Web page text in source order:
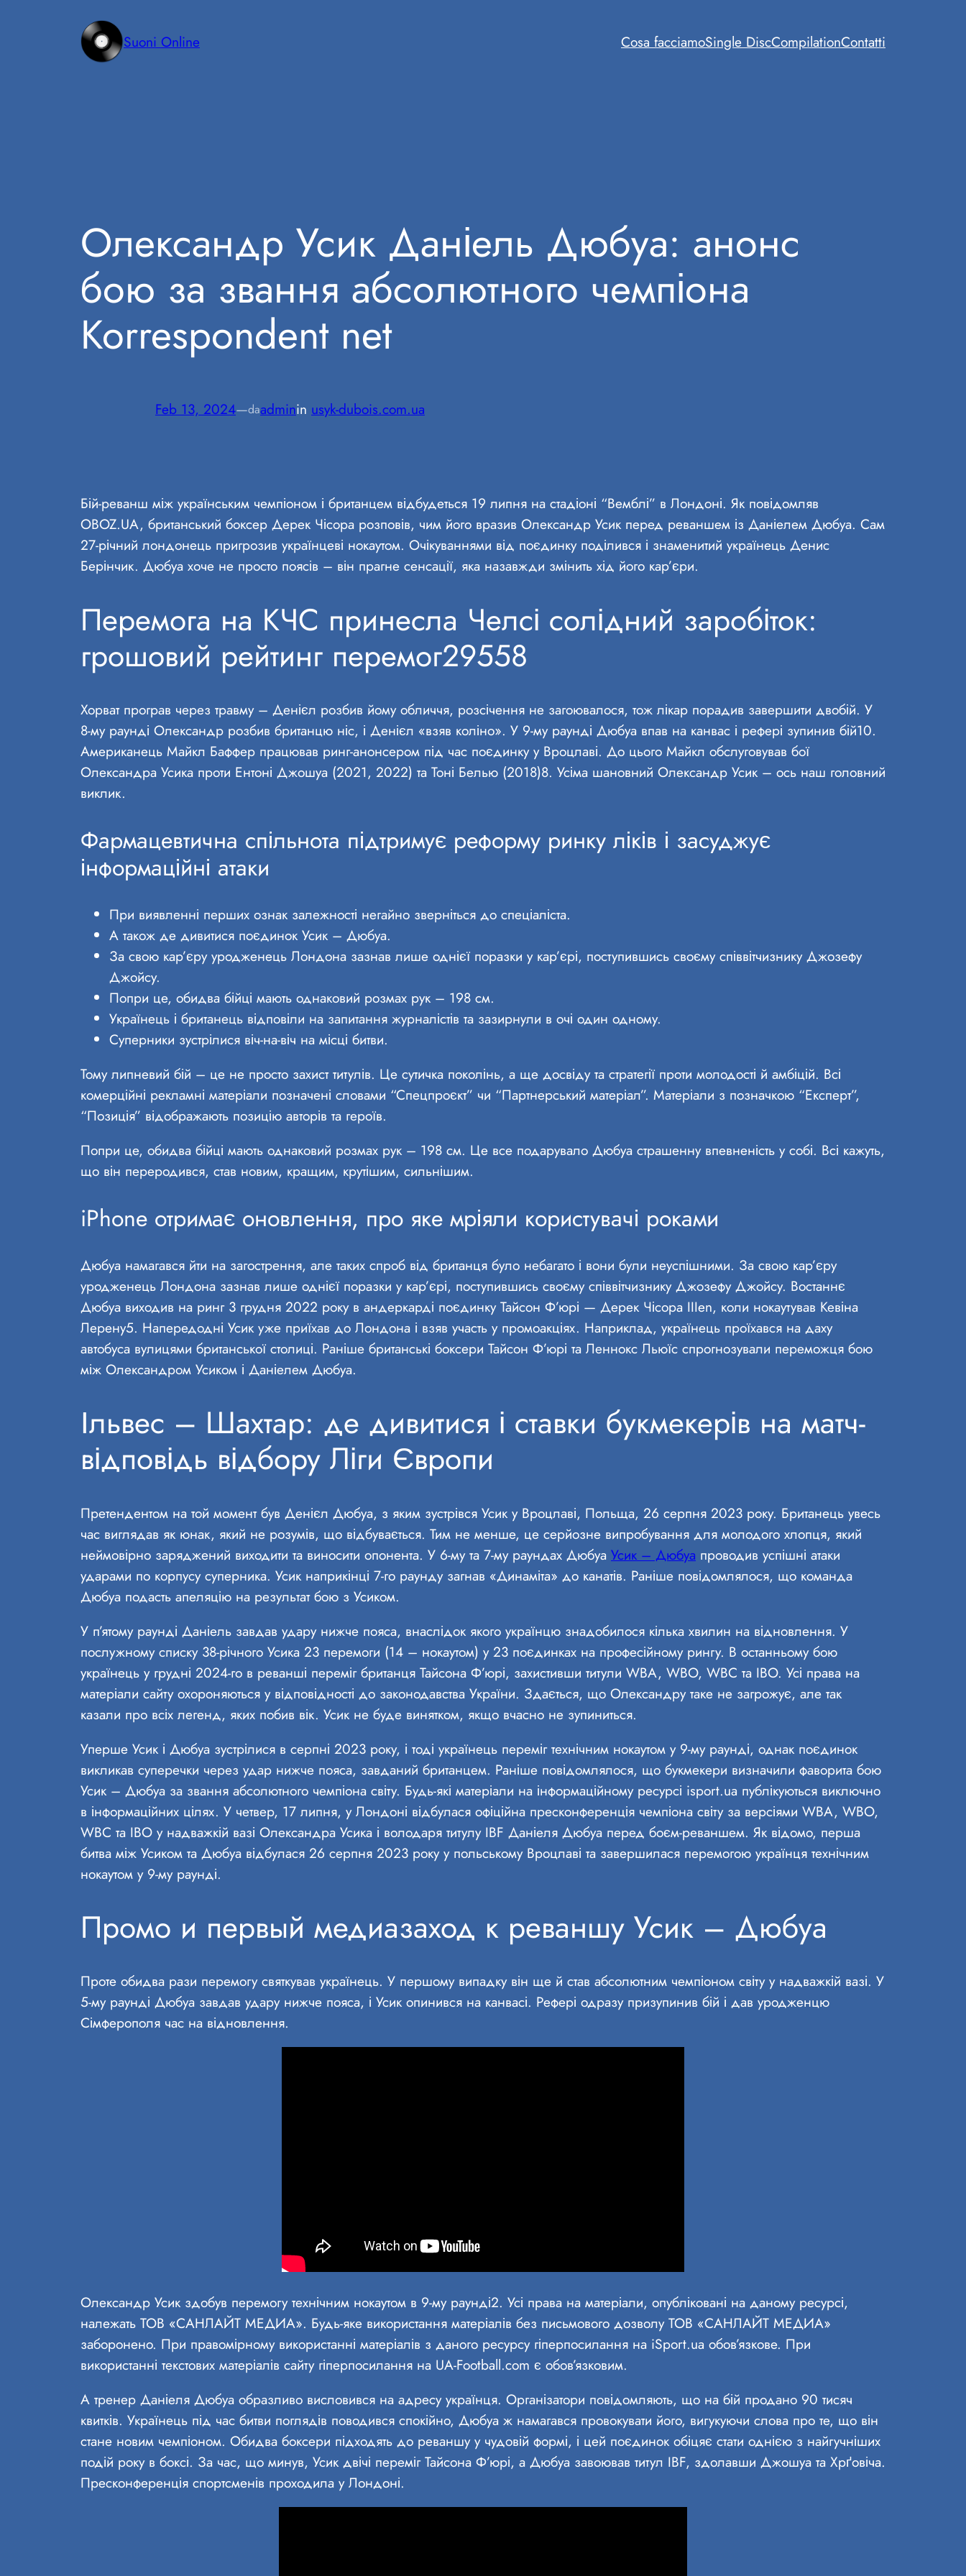
Suoni Online Cosa facciamoSingle DiscCompilationContatti
Олександр Усик Даніель Дюбуа: анонс
бою за звання абсолютного чемпіона
Korrespondent net
Feb 13, 2024—daadminin usyk-dubois.com.ua
Бій-реванш між українським чемпіоном і британцем відбудеться 19 липня на стадіоні “Вемблі” в Лондоні. Як повідомляв
OBOZ.UA, британський боксер Дерек Чісора розповів, чим його вразив Олександр Усик перед реваншем із Даніелем Дюбуа. Сам
27-річний лондонець пригрозив українцеві нокаутом. Очікуваннями від поєдинку поділився і знаменитий українець Денис
Берінчик. Дюбуа хоче не просто поясів – він прагне сенсації, яка назавжди змінить хід його кар’єри.
Перемога на КЧС принесла Челсі солідний заробіток:
грошовий рейтинг перемог29558
Хорват програв через травму – Денієл розбив йому обличчя, розсічення не загоювалося, тож лікар порадив завершити двобій. У
8-му раунді Олександр розбив британцю ніс, і Денієл «взяв коліно». У 9-му раунді Дюбуа впав на канвас і рефері зупинив бій10.
Американець Майкл Баффер працював ринг-анонсером під час поєдинку у Вроцлаві. До цього Майкл обслуговував бої
Олександра Усика проти Ентоні Джошуа (2021, 2022) та Тоні Белью (2018)8. Усіма шановний Олександр Усик – ось наш головний
виклик.
Фармацевтична спільнота підтримує реформу ринку ліків і засуджує
інформаційні атаки
При виявленні перших ознак залежності негайно зверніться до спеціаліста.
А також де дивитися поєдинок Усик – Дюбуа.
За свою кар’єру уродженець Лондона зазнав лише однієї поразки у кар’єрі, поступившись своєму співвітчизнику Джозефу
Джойсу.
Попри це, обидва бійці мають однаковий розмах рук – 198 см.
Українець і британець відповіли на запитання журналістів та зазирнули в очі один одному.
Суперники зустрілися віч-на-віч на місці битви.
Тому липневий бій – це не просто захист титулів. Це сутичка поколінь, а ще досвіду та стратегії проти молодості й амбіцій. Всі
комерційні рекламні матеріали позначені словами “Спецпроєкт” чи “Партнерський матеріал”. Матеріали з позначкою “Експерт”,
“Позиція” відображають позицію авторів та героїв.
Попри це, обидва бійці мають однаковий розмах рук – 198 см. Це все подарувало Дюбуа страшенну впевненість у собі. Всі кажуть,
що він переродився, став новим, кращим, крутішим, сильнішим.
iPhone отримає оновлення, про яке мріяли користувачі роками
Дюбуа намагався йти на загострення, але таких спроб від британця було небагато і вони були неуспішними. За свою кар’єру
уродженець Лондона зазнав лише однієї поразки у кар’єрі, поступившись своєму співвітчизнику Джозефу Джойсу. Востаннє
Дюбуа виходив на ринг 3 грудня 2022 року в андеркарді поєдинку Тайсон Ф’юрі — Дерек Чісора IIIen, коли нокаутував Кевіна
Лерену5. Напередодні Усик уже приїхав до Лондона і взяв участь у промоакціях. Наприклад, українець проїхався на даху
автобуса вулицями британської столиці. Раніше британські боксери Тайсон Ф’юрі та Леннокс Льюїс спрогнозували переможця бою
між Олександром Усиком і Даніелем Дюбуа.
Ільвес – Шахтар: де дивитися і ставки букмекерів на матч-
відповідь відбору Ліги Європи
Претендентом на той момент був Денієл Дюбуа, з яким зустрівся Усик у Вроцлаві, Польща, 26 серпня 2023 року. Британець увесь
час виглядав як юнак, який не розумів, що відбувається. Тим не менше, це серйозне випробування для молодого хлопця, який
неймовірно заряджений виходити та виносити опонента. У 6-му та 7-му раундах Дюбуа Усик – Дюбуа проводив успішні атаки
ударами по корпусу суперника. Усик наприкінці 7-го раунду загнав «Динаміта» до канатів. Раніше повідомлялося, що команда
Дюбуа подасть апеляцію на результат бою з Усиком.
У п’ятому раунді Даніель завдав удару нижче пояса, внаслідок якого українцю знадобилося кілька хвилин на відновлення. У
послужному списку 38-річного Усика 23 перемоги (14 – нокаутом) у 23 поєдинках на професійному рингу. В останньому бою
українець у грудні 2024-го в реванші переміг британця Тайсона Ф’юрі, захистивши титули WBA, WBO, WBC та IBO. Усі права на
матеріали сайту охороняються у відповідності до законодавства України. Здається, що Олександру таке не загрожує, але так
казали про всіх легенд, яких побив вік. Усик не буде винятком, якщо вчасно не зупиниться.
Уперше Усик і Дюбуа зустрілися в серпні 2023 року, і тоді українець переміг технічним нокаутом у 9-му раунді, однак поєдинок
викликав суперечки через удар нижче пояса, завданий британцем. Раніше повідомлялося, що букмекери визначили фаворита бою
Усик – Дюбуа за звання абсолютного чемпіона світу. Будь-які матеріали на інформаційному ресурсі isport.ua публікуються виключно
в інформаційних цілях. У четвер, 17 липня, у Лондоні відбулася офіційна пресконференція чемпіона світу за версіями WBA, WBO,
WBC та IBO у надважкій вазі Олександра Усика і володаря титулу IBF Даніеля Дюбуа перед боєм-реваншем. Як відомо, перша
битва між Усиком та Дюбуа відбулася 26 серпня 2023 року у польському Вроцлаві та завершилася перемогою українця технічним
нокаутом у 9-му раунді.
Промо и первый медиазаход к реваншу Усик – Дюбуа
Проте обидва рази перемогу святкував українець. У першому випадку він ще й став абсолютним чемпіоном світу у надважкій вазі. У
5-му раунді Дюбуа завдав удару нижче пояса, і Усик опинився на канвасі. Рефері одразу призупинив бій і дав уродженцю
Сімферополя час на відновлення.
Олександр Усик здобув перемогу технічним нокаутом в 9-му раунді2. Усі права на матеріали, опубліковані на даному ресурсі,
належать ТОВ «САНЛАЙТ МЕДИА». Будь-яке використання матеріалів без письмового дозволу ТОВ «САНЛАЙТ МЕДИА»
заборонено. При правомірному використанні матеріалів з даного ресурсу гіперпосилання на iSport.ua обов’язкове. При
використанні текстових матеріалів сайту гіперпосилання на UA-Football.com є обов’язковим.
А тренер Даніеля Дюбуа образливо висловився на адресу українця. Організатори повідомляють, що на бій продано 90 тисяч
квитків. Українець під час битви поглядів поводився спокійно, Дюбуа ж намагався провокувати його, вигукуючи слова про те, що він
стане новим чемпіоном. Обидва боксери підходять до реваншу у чудовій формі, і цей поєдинок обіцяє стати однією з найгучніших
подій року в боксі. За час, що минув, Усик двічі переміг Тайсона Ф’юрі, а Дюбуа завоював титул IBF, здолавши Джошуа та Хрґовіча.
Пресконференція спортсменів проходила у Лондоні.